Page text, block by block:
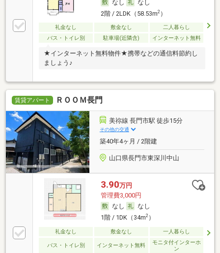
なし
なし
2階 / 2LDK（58.53m2）
礼金なし 敷金なし
二人暮らし
バス・トイレ別
駐車場(近隣含) インターネット無料
★インターネット無料物件★携帯などの通信料節約し
ましょう♪
賃貸アパート ＲＯＯＭ長門
美祢線 長門市駅 徒歩15分
その他の交通
築40年4ヶ月 / 2階建
山口県長門市東深川中山
3.90万円
管理費3,000円
なし
なし
1階 / 1DK（34m2）
礼金なし 敷金なし 一人暮らし
バス・トイレ別 インターネット無料
モニタ付インターホ
ン